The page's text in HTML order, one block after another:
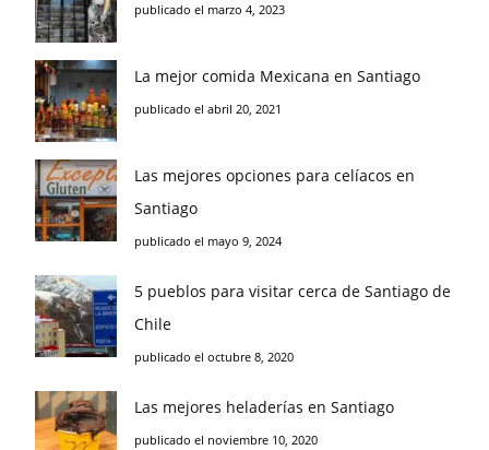
publicado el marzo 4, 2023
La mejor comida Mexicana en Santiago
publicado el abril 20, 2021
Las mejores opciones para celíacos en
Santiago
publicado el mayo 9, 2024
5 pueblos para visitar cerca de Santiago de
Chile
publicado el octubre 8, 2020
Las mejores heladerías en Santiago
publicado el noviembre 10, 2020